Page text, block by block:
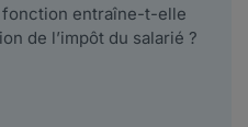
fonction entraîne-t-elle
de l’impôt du salarié ?